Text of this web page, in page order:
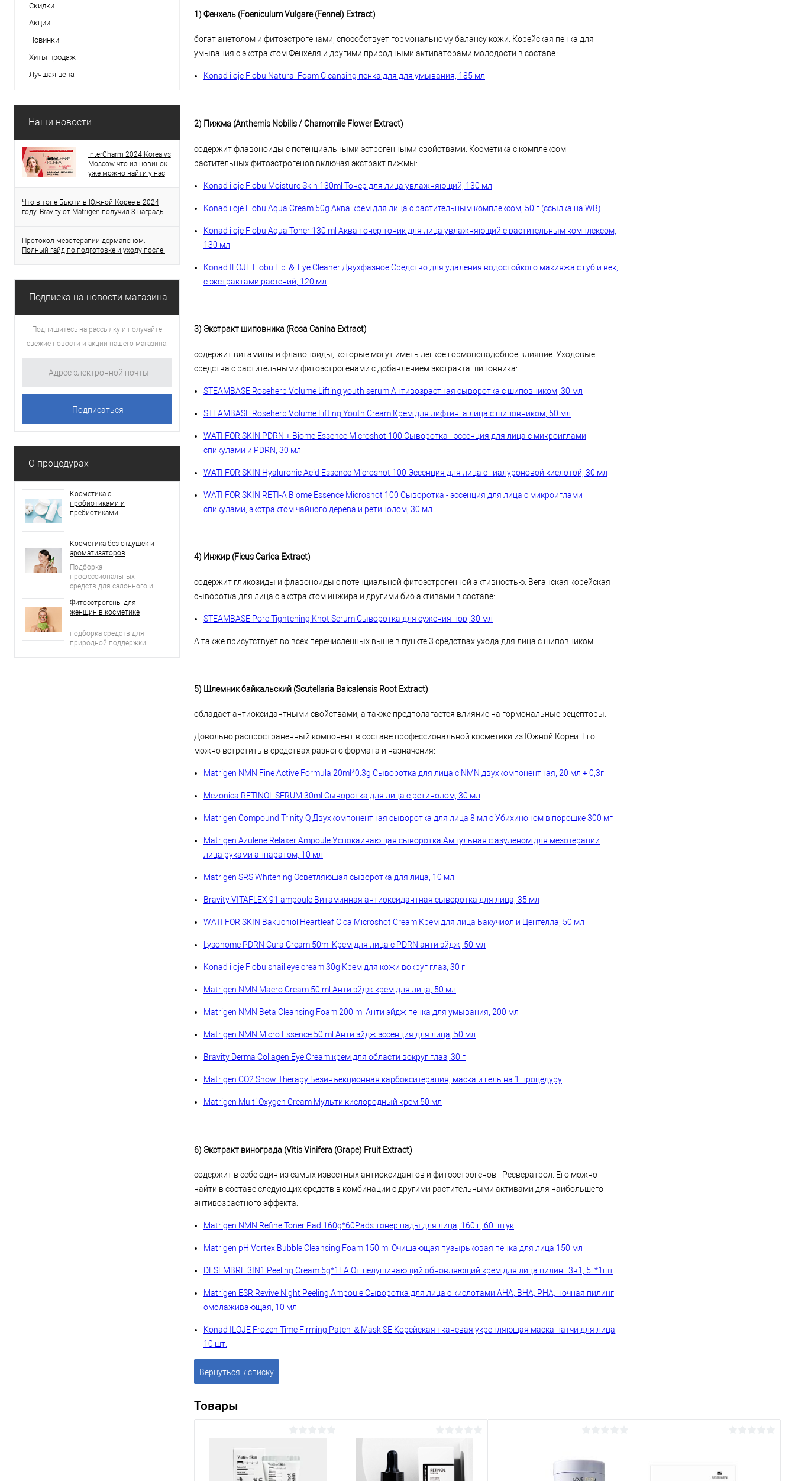
Скидки
Акции
Новинки
Хиты продаж
Лучшая цена
Наши новости
InterCharm 2024 Korea vs
Moscow что из новинок
уже можно найти у нас
Что в топе Бьюти в Южной Корее в 2024
году. Bravity от Matrigen получил 3 награды
Протокол мезотерапии дермапеном.
Полный гайд по подготовке и уходу после.
Подписка на новости магазина
Подпишитесь на рассылку и получайте
свежие новости и акции нашего магазина.
О процедурах
Косметика с
пробиотиками и
пребиотиками
Косметика без отдушек и
ароматизаторов
Подборка
профессиональных
средств для салонного и
Фитоэстрогены для
женщин в косметике
подборка средств для
природной поддержки
1) Фенхель (Foeniculum Vulgare (Fennel) Extract)
богат анетолом и фитоэстрогенами, способствует гормональному балансу кожи. Корейская пенка для
умывания с экстрактом Фенхеля и другими природными активаторами молодости в составе :
Konad iloje Flobu Natural Foam Cleansing пенка для для умывания, 185 мл
2) Пижма (Anthemis Nobilis / Chamomile Flower Extract)
содержит флавоноиды с потенциальными эстрогенными свойствами. Косметика с комплексом
растительных фитоэстрогенов включая экстракт пижмы:
Konad iloje Flobu Moisture Skin 130ml Тонер для лица увлажняющий, 130 мл
Konad iloje Flobu Aqua Cream 50g Аква крем для лица с растительным комплексом, 50 г (ссылка на WB)
Konad iloje Flobu Aqua Toner 130 ml Аква тонер тоник для лица увлажняющий с растительным комплексом,
130 мл
Konad ILOJE Flobu Lip ＆ Eye Cleaner Двухфазное Средство для удаления водостойкого макияжа с губ и век,
с экстрактами растений, 120 мл
3) Экстракт шиповника (Rosa Canina Extract)
содержит витамины и флавоноиды, которые могут иметь легкое гормоноподобное влияние. Уходовые
средства с растительными фитоэстрогенами с добавлением экстракта шиповника:
STEAMBASE Roseherb Volume Lifting youth serum Антивозрастная сыворотка с шиповником, 30 мл
STEAMBASE Roseherb Volume Lifting Youth Cream Крем для лифтинга лица с шиповником, 50 мл
WATI FOR SKIN PDRN + Biome Essence Microshot 100 Сыворотка - эссенция для лица с микроиглами
спикулами и PDRN, 30 мл
WATI FOR SKIN Hyaluronic Acid Essence Microshot 100 Эссенция для лица с гиалуроновой кислотой, 30 мл
WATI FOR SKIN RETI-A Biome Essence Microshot 100 Сыворотка - эссенция для лица с микроиглами
спикулами, экстрактом чайного дерева и ретинолом, 30 мл
4) Инжир (Ficus Carica Extract)
содержит гликозиды и флавоноиды с потенциальной фитоэстрогенной активностью. Веганская корейская
сыворотка для лица с экстрактом инжира и другими био активами в составе:
STEAMBASE Pore Tightening Knot Serum Сыворотка для сужения пор, 30 мл
А также присутствует во всех перечисленных выше в пункте 3 средствах ухода для лица с шиповником.
5) Шлемник байкальский (Scutellaria Baicalensis Root Extract)
обладает антиоксидантными свойствами, а также предполагается влияние на гормональные рецепторы.
Довольно распространенный компонент в составе профессиональной косметики из Южной Кореи. Его
можно встретить в средствах разного формата и назначения:
Matrigen NMN Fine Active Formula 20ml*0.3g Сыворотка для лица с NMN двухкомпонентная, 20 мл + 0,3г
Mezonica RETINOL SERUM 30ml Сыворотка для лица с ретинолом, 30 мл
Matrigen Compound Trinity Q Двухкомпонентная сыворотка для лица 8 мл с Убихиноном в порошке 300 мг
Matrigen Azulene Relaxer Ampoule Успокаивающая сыворотка Ампульная с азуленом для мезотерапии
лица руками аппаратом, 10 мл
Matrigen SRS Whitening Осветляющая сыворотка для лица, 10 мл
Bravity VITAFLEX 91 ampoule Витаминная антиоксидантная сыворотка для лица, 35 мл
WATI FOR SKIN Bakuchiol Heartleaf Cica Microshot Cream Крем для лица Бакучиол и Центелла, 50 мл
Lysonome PDRN Cura Cream 50ml Крем для лица с PDRN анти эйдж, 50 мл
Konad iloje Flobu snail eye cream 30g Крем для кожи вокруг глаз, 30 г
Matrigen NMN Macro Cream 50 ml Анти эйдж крем для лица, 50 мл
Matrigen NMN Beta Cleansing Foam 200 ml Анти эйдж пенка для умывания, 200 мл
Matrigen NMN Micro Essence 50 ml Анти эйдж эссенция для лица, 50 мл
Bravity Derma Collagen Eye Cream крем для области вокруг глаз, 30 г
Matrigen CO2 Snow Therapy Безинъекционная карбокситерапия, маска и гель на 1 процедуру
Matrigen Multi Oxygen Cream Мульти кислородный крем 50 мл
6) Экстракт винограда (Vitis Vinifera (Grape) Fruit Extract)
содержит в себе один из самых известных антиоксидантов и фитоэстрогенов - Ресвератрол. Его можно
найти в составе следующих средств в комбинации с другими растительными активами для наибольшего
антивозрастного эффекта:
Matrigen NMN Refine Toner Pad 160g*60Pads тонер пады для лица, 160 г, 60 штук
Matrigen pH Vortex Bubble Cleansing Foam 150 ml Очищающая пузырьковая пенка для лица 150 мл
DESEMBRE 3IN1 Peeling Cream 5g*1EA Отшелушивающий обновляющий крем для лица пилинг 3в1, 5г*1шт
Matrigen ESR Revive Night Peeling Ampoule Сыворотка для лица с кислотами AHA, BHA, PHA, ночная пилинг
омолаживающая, 10 мл
Konad ILOJE Frozen Time Firming Patch ＆Mask SE Корейская тканевая укрепляющая маска патчи для лица,
10 шт.
Вернуться к списку
Товары